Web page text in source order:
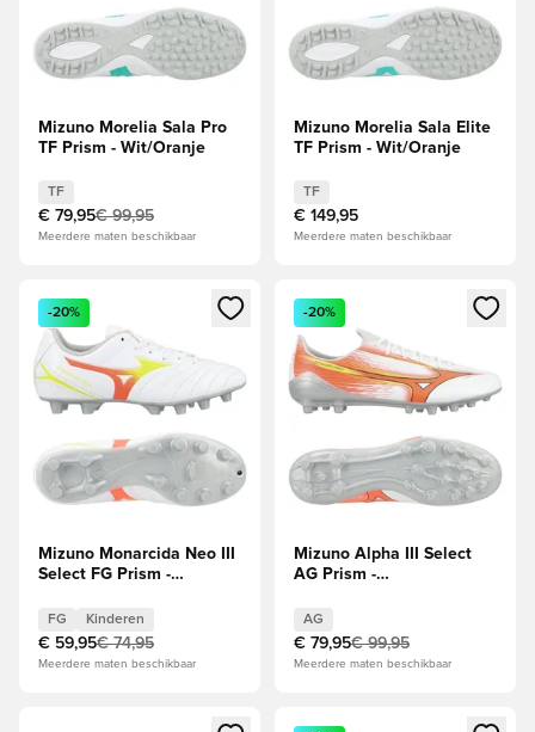
Mizuno Morelia Sala Pro
TF Prism - Wit/Oranje
TF
€ 79,95€ 99,95
Meerdere maten beschikbaar
Mizuno Morelia Sala Elite
TF Prism - Wit/Oranje
TF
€ 149,95
Meerdere maten beschikbaar
Opent een venster om in te loggen of je aan te melden als
-20%
Mizuno Monarcida Neo III
Select FG Prism -
FG Kinderen
€ 59,95€ 74,95
Meerdere maten beschikbaar
Opent een venster om in te
-20%
Mizuno Alpha III Select
AG Prism -
AG
€ 79,95€ 99,95
Meerdere maten beschikbaar